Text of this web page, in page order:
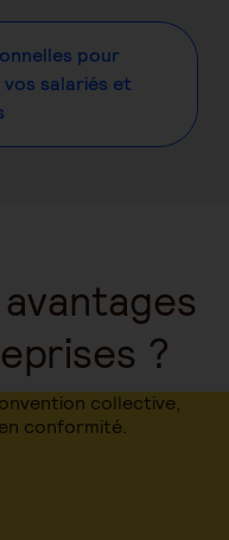
pour
salariés et
?
collective,
conformité.